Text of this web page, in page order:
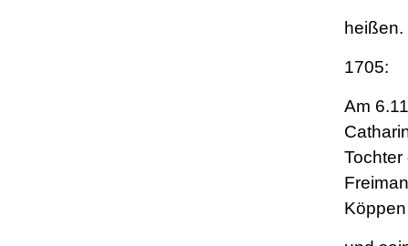
heißen.
1705:
Am
Tochter
Köppen